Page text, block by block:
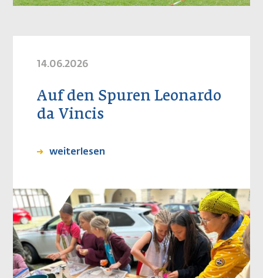
14.06.2026
Auf den Spuren Leonardo
da Vincis
weiterlesen